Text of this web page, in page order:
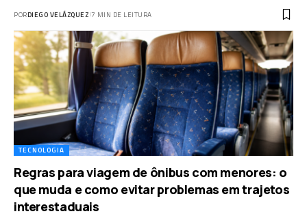
PORDIEGO VELÁZQUEZ 7 MIN DE LEITURA
TECNOLOGIA
Regras para viagem de ônibus com menores: o
que muda e como evitar problemas em trajetos
interestaduais